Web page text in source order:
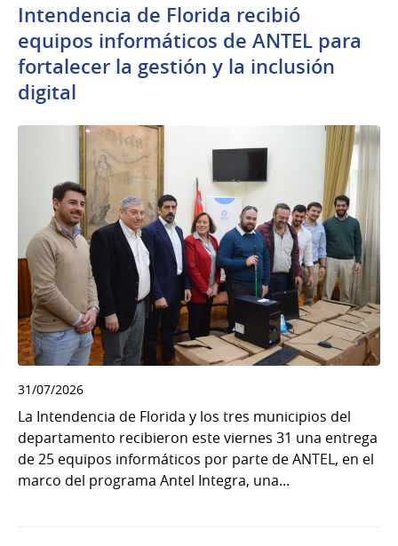
Intendencia de Florida recibió
equipos informáticos de ANTEL para
fortalecer la gestión y la inclusión
digital
31/07/2026
La Intendencia de Florida y los tres municipios del
departamento recibieron este viernes 31 una entrega
de 25 equipos informáticos por parte de ANTEL, en el
marco del programa Antel Integra, una...